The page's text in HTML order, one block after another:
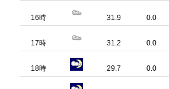
16時 31.9 0.0
17時 31.2 0.0
18時 29.7 0.0